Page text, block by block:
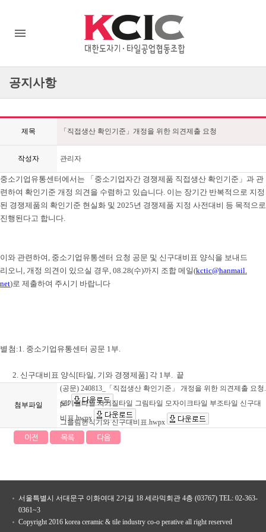
공지사항
제목 「직접생산 확인기준」개정을 위한 의견제출 요청
작성자 관리자
중소기업유통센터에서는 「 중소기업자간 경쟁제품 직접생산 확인기준 」 과 관
련하여 확인기준 개정 의견을 수렴하고 있습니다. 이는 장기간 반복적으로 지정
된 경쟁제품의 확인기준 현실화 및 2025년 경쟁제품 지정 사전대비 등 목적으로
진행된다고 합니다.
이와 관련하여, 중소기업유통센터 요청 공문 및 신구대비표 양식을 보내드
리오니, 개정 의견이 있으실 경우, 08.28(수)까지 조합 메일(kctic@hanmail.
net)로 제출하여 주시기 바랍니다
별 첨 :1. 중소기업유통센터 공문 1부.
2. 신구대비표 양식 [타일, 기와 경쟁제품] 각 1부. 끝
첨부파일
(공문) 240813_「직접생산 확인기준」 개정을 위한 의견제출 요청.
pdf
도기질타일 자기질타일 그림타일 모자이크타일 부조타일 신구대
비표.hwpx
그을림한식기와 신구대비표.hwpx
서울특별시 서대문구 이화여대 2가길 18 세라믹회관 4층 (03767) TEL: 02-363-
0361~3
Copyright 2016 korea ceramic & tile industry co-o perative all right reserved